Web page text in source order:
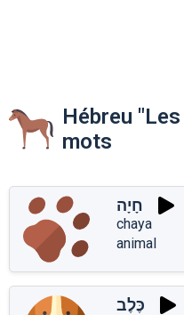
Hébreu
mots
חָיָה
chaya
animal
כֶּלֶב